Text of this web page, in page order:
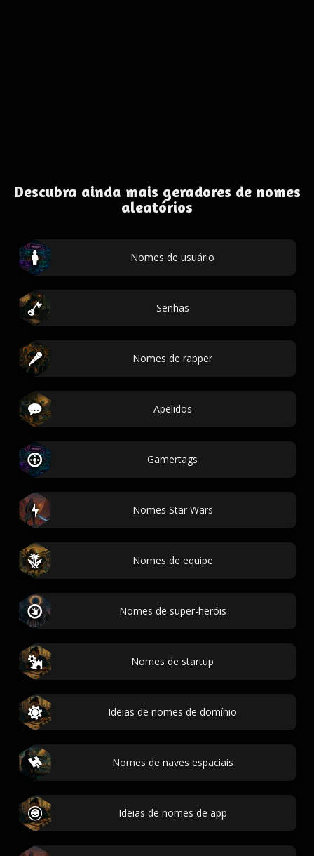
Descubra ainda mais geradores de nomes
aleatórios
Nomes de usuário
Senhas
Nomes de rapper
Apelidos
Gamertags
Nomes Star Wars
Nomes de equipe
Nomes de super-heróis
Nomes de startup
Ideias de nomes de domínio
Nomes de naves espaciais
Ideias de nomes de app